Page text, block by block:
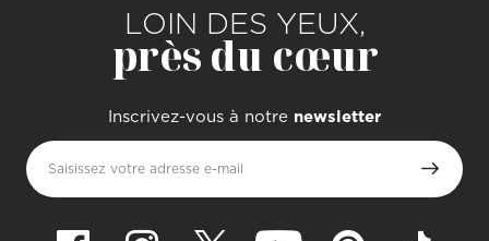
LOIN DES YEUX,
près du cœur
Inscrivez-vous à notre newsletter
Saisissez votre adresse e-mail